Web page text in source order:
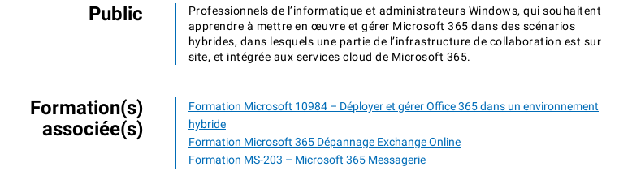
Public
Professionnels de l’informatique et administrateurs Windows, qui souhaitent
apprendre à mettre en œuvre et gérer Microsoft 365 dans des scénarios
hybrides, dans lesquels une partie de l’infrastructure de collaboration est sur
site, et intégrée aux services cloud de Microsoft 365.
Formation(s)
associée(s)
Formation Microsoft 10984 – Déployer et gérer Office 365 dans un environnement
hybride
Formation Microsoft 365 Dépannage Exchange Online
Formation MS-203 – Microsoft 365 Messagerie